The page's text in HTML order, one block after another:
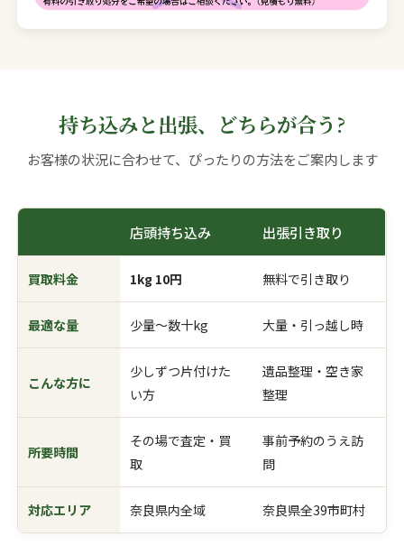
持ち込みと出張、どちらが合う?
お客様の状況に合わせて、ぴったりの方法をご案内します
店頭持ち込み 出張引き取り
買取料金 1kg 10円 無料で引き取り
最適な量 少量〜数十kg 大量・引っ越し時
こんな方に
少しずつ片付けた
い方
遺品整理・空き家
整理
所要時間
その場で査定・買
取
事前予約のうえ訪
問
対応エリア 奈良県内全域 奈良県全39市町村